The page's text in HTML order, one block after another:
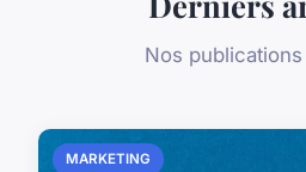
Nos
MARKETING